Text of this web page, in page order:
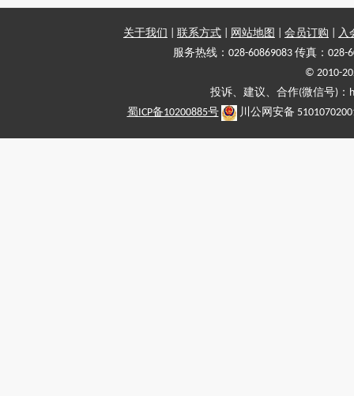
关于我们 联系方式 网站地图 会员订购
入
服务热线：028-60869083 传真：028-
© 2010-
投诉、建议、合作(微信号)
蜀ICP备10200885号
川公网安备